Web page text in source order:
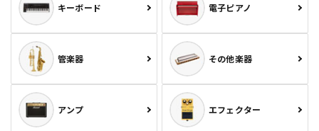
キーボード 電子ピアノ
管楽器 その他楽器
アンプ エフェクター